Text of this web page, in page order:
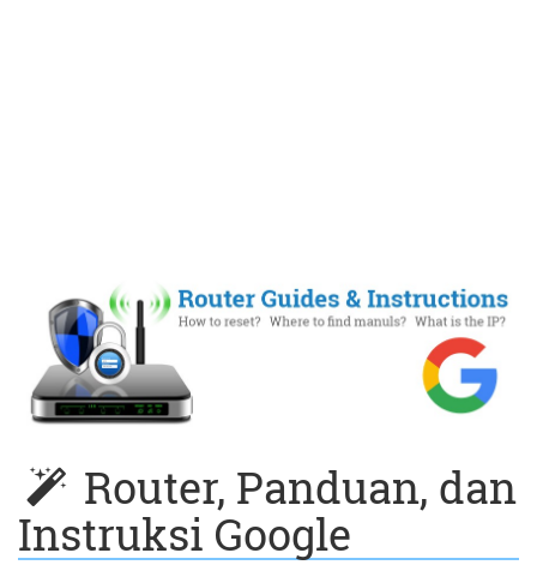
Router, Panduan, dan
Instruksi Google